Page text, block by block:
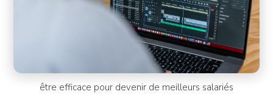
être efficace pour devenir de meilleurs salariés